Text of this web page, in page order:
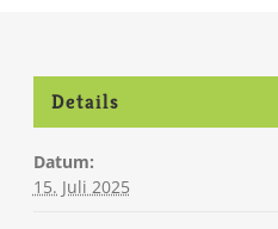
Details
Datum:
15. Juli 2025